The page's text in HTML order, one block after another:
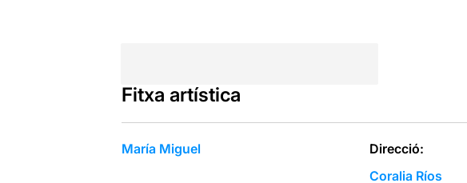
Fitxa artística
María Miguel
Direcció:
Coralia Ríos